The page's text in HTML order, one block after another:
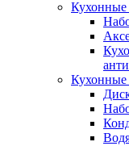
Кухонные
Кухонные